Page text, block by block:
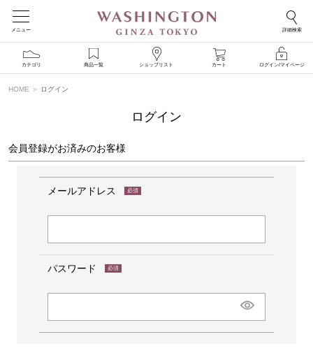
メニュー 詳細検索
カテゴリ 商品一覧 ショップリスト カート ログイン/マイページ
HOME ログイン
ログイン
会員登録がお済みのお客様
メールアドレス
パスワード